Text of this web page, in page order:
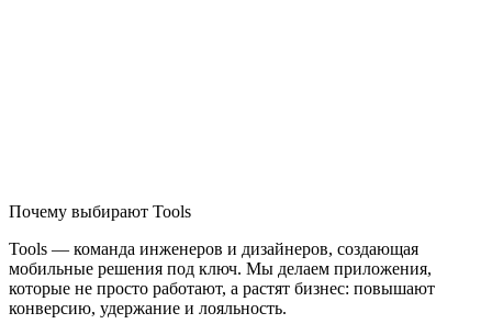
Почему выбирают Tools
Tools — команда инженеров и дизайнеров, создающая
мобильные решения под ключ. Мы делаем приложения,
которые не просто работают, а растят бизнес: повышают
конверсию, удержание и лояльность.